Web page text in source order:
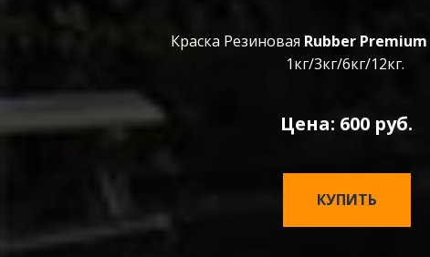
Краска Резиновая Rubber Premium
1кг/3кг/6кг/12кг.
Цена: 600 руб.
КУПИТЬ